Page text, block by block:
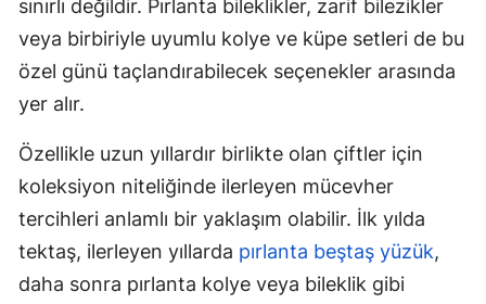
sınırlı değildir. Pırlanta bileklikler, zarif bilezikler
veya birbiriyle uyumlu kolye ve küpe setleri de bu
özel günü taçlandırabilecek seçenekler arasında
yer alır.
Özellikle uzun yıllardır birlikte olan çiftler için
koleksiyon niteliğinde ilerleyen mücevher
tercihleri anlamlı bir yaklaşım olabilir. İlk yılda
tektaş, ilerleyen yıllarda pırlanta beştaş yüzük,
daha sonra pırlanta kolye veya bileklik gibi